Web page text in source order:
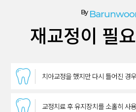
By
재교정이 필
치아교정을 했지만 다시 틀어진 경우
교정치료 후 유지장치를 소홀히 사